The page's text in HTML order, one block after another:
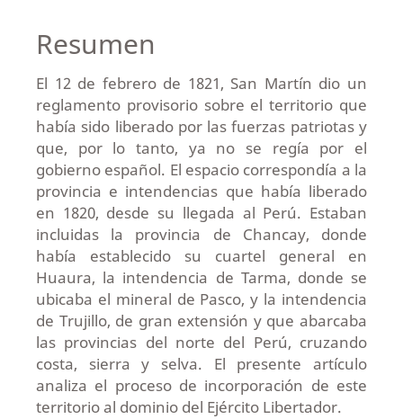
Resumen
El 12 de febrero de 1821, San Martín dio un
reglamento provisorio sobre el territorio que
había sido liberado por las fuerzas patriotas y
que, por lo tanto, ya no se regía por el
gobierno español. El espacio correspondía a la
provincia e intendencias que había liberado
en 1820, desde su llegada al Perú. Estaban
incluidas la provincia de Chancay, donde
había establecido su cuartel general en
Huaura, la intendencia de Tarma, donde se
ubicaba el mineral de Pasco, y la intendencia
de Trujillo, de gran extensión y que abarcaba
las provincias del norte del Perú, cruzando
costa, sierra y selva. El presente artículo
analiza el proceso de incorporación de este
territorio al dominio del Ejército Libertador.